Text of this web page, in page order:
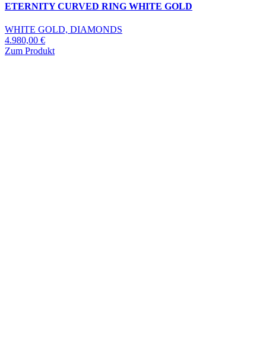
ETERNITY CURVED RING WHITE GOLD
WHITE GOLD, DIAMONDS
4.980,00 €
Zum Produkt